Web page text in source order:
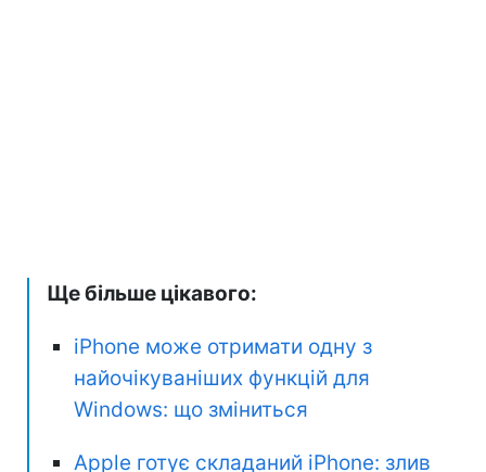
Ще більше цікавого:
iPhone може отримати одну з
найочікуваніших функцій для
Windows: що зміниться
Apple готує складаний iPhone: злив